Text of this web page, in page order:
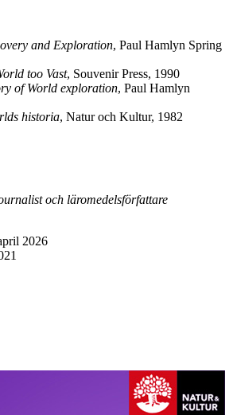
and Exploration, Paul Hamlyn Spring
too Vast, Souvenir Press, 1990
of World exploration, Paul Hamlyn
historia, Natur och Kultur, 1982
och läromedelsförfattare
2026